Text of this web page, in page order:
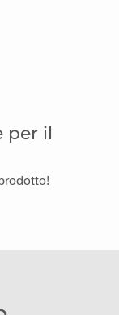
per il